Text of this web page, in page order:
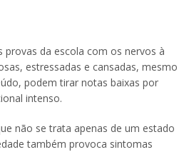
da escola com os nervos à
estressadas e cansadas, mesmo
podem tirar notas baixas por
intenso.
não se trata apenas de um estado
também provoca sintomas